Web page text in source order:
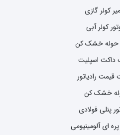
کولر گازی
کولر آبی
خشک کن
اسپلیت
رادیاتور
خشک کن
پنلی فولادی
پره ای آلومینیومی